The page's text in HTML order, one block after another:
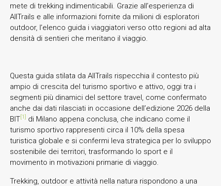
mete di trekking indimenticabili. Grazie all’esperienza di
AllTrails e alle informazioni fornite da milioni di esploratori
outdoor, l’elenco guida i viaggiatori verso otto regioni ad alta
densità di sentieri che meritano il viaggio.
Questa guida stilata da AllTrails rispecchia il contesto più
ampio di crescita del turismo sportivo e attivo, oggi tra i
segmenti più dinamici del settore travel, come confermato
anche dai dati rilasciati in occasione dell’edizione 2026 della
BIT[1] di Milano appena conclusa, che indicano come il
turismo sportivo rappresenti circa il 10% della spesa
turistica globale e si confermi leva strategica per lo sviluppo
sostenibile dei territori, trasformando lo sport e il
movimento in motivazioni primarie di viaggio.
Trekking, outdoor e attività nella natura rispondono a una